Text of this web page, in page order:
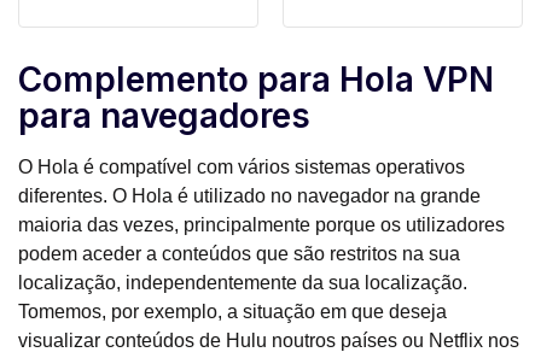
Complemento para Hola VPN
para navegadores
O Hola é compatível com vários sistemas operativos
diferentes. O Hola é utilizado no navegador na grande
maioria das vezes, principalmente porque os utilizadores
podem aceder a conteúdos que são restritos na sua
localização, independentemente da sua localização.
Tomemos, por exemplo, a situação em que deseja
visualizar conteúdos de Hulu noutros países ou Netflix nos